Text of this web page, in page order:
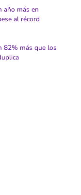
año más en
al récord
82% más que los